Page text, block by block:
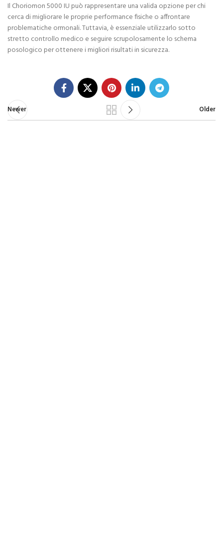
Il Choriomon 5000 IU può rappresentare una valida opzione per chi
cerca di migliorare le proprie performance fisiche o affrontare
problematiche ormonali. Tuttavia, è essenziale utilizzarlo sotto
stretto controllo medico e seguire scrupolosamente lo schema
posologico per ottenere i migliori risultati in sicurezza.
Newer Older